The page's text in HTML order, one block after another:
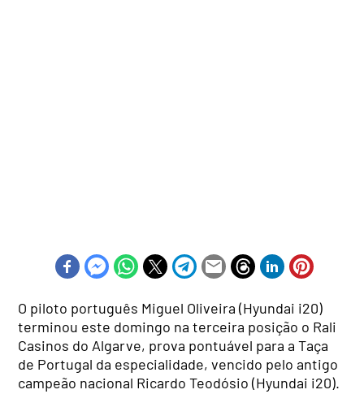
O piloto português Miguel Oliveira (Hyundai i20)
terminou este domingo na terceira posição o Rali
Casinos do Algarve, prova pontuável para a Taça
de Portugal da especialidade, vencido pelo antigo
campeão nacional Ricardo Teodósio (Hyundai i20).